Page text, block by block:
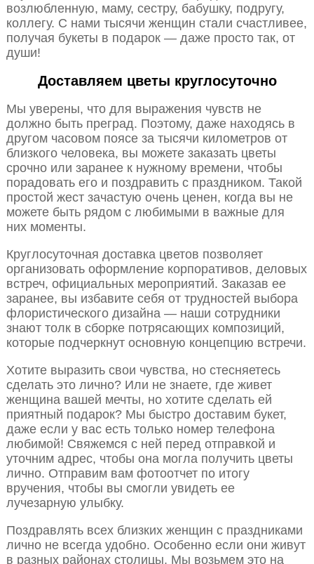
возлюбленную, маму, сестру, бабушку, подругу,
коллегу. С нами тысячи женщин стали счастливее,
получая букеты в подарок — даже просто так, от
души!
Доставляем цветы круглосуточно
Мы уверены, что для выражения чувств не
должно быть преград. Поэтому, даже находясь в
другом часовом поясе за тысячи километров от
близкого человека, вы можете заказать цветы
срочно или заранее к нужному времени, чтобы
порадовать его и поздравить с праздником. Такой
простой жест зачастую очень ценен, когда вы не
можете быть рядом с любимыми в важные для
них моменты.
Круглосуточная доставка цветов позволяет
организовать оформление корпоративов, деловых
встреч, официальных мероприятий. Заказав ее
заранее, вы избавите себя от трудностей выбора
флористического дизайна — наши сотрудники
знают толк в сборке потрясающих композиций,
которые подчеркнут основную концепцию встречи.
Хотите выразить свои чувства, но стесняетесь
сделать это лично? Или не знаете, где живет
женщина вашей мечты, но хотите сделать ей
приятный подарок? Мы быстро доставим букет,
даже если у вас есть только номер телефона
любимой! Свяжемся с ней перед отправкой и
уточним адрес, чтобы она могла получить цветы
лично. Отправим вам фотоотчет по итогу
вручения, чтобы вы смогли увидеть ее
лучезарную улыбку.
Поздравлять всех близких женщин с праздниками
лично не всегда удобно. Особенно если они живут
в разных районах столицы. Мы возьмем это на